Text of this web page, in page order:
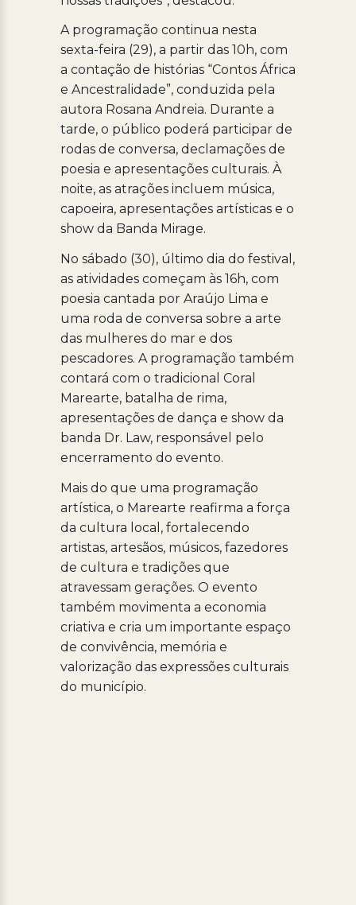
A programação continua nesta
sexta-feira (29), a partir das 10h, com
a contação de histórias “Contos África
e Ancestralidade”, conduzida pela
autora Rosana Andreia. Durante a
tarde, o público poderá participar de
rodas de conversa, declamações de
poesia e apresentações culturais. À
noite, as atrações incluem música,
capoeira, apresentações artísticas e o
show da Banda Mirage.
No sábado (30), último dia do festival,
as atividades começam às 16h, com
poesia cantada por Araújo Lima e
uma roda de conversa sobre a arte
das mulheres do mar e dos
pescadores. A programação também
contará com o tradicional Coral
Marearte, batalha de rima,
apresentações de dança e show da
banda Dr. Law, responsável pelo
encerramento do evento.
Mais do que uma programação
artística, o Marearte reafirma a força
da cultura local, fortalecendo
artistas, artesãos, músicos, fazedores
de cultura e tradições que
atravessam gerações. O evento
também movimenta a economia
criativa e cria um importante espaço
de convivência, memória e
valorização das expressões culturais
do município.